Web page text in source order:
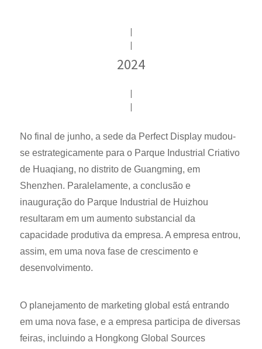
|
|
2024
|
|
No final de junho, a sede da Perfect Display mudou-
se estrategicamente para o Parque Industrial Criativo
de Huaqiang, no distrito de Guangming, em
Shenzhen. Paralelamente, a conclusão e
inauguração do Parque Industrial de Huizhou
resultaram em um aumento substancial da
capacidade produtiva da empresa. A empresa entrou,
assim, em uma nova fase de crescimento e
desenvolvimento.
O planejamento de marketing global está entrando
em uma nova fase, e a empresa participa de diversas
feiras, incluindo a Hongkong Global Sources